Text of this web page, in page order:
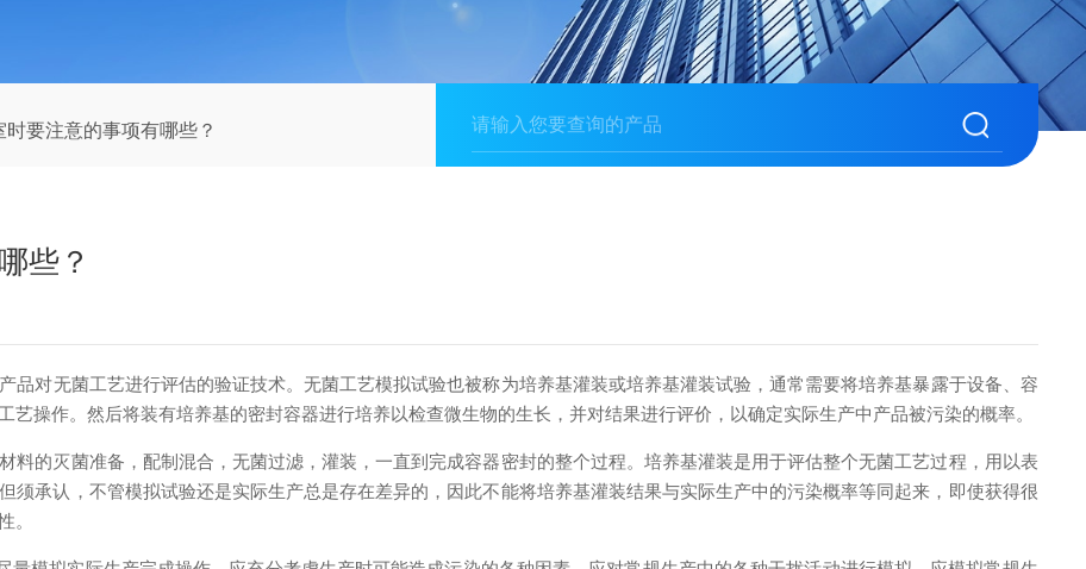
要注意的事项有哪些？
些？
品对无菌工艺进行评估的验证技术。无菌工艺模拟试验也被称为培养基灌装或培养基灌装试验，通常需要将培养基暴露于设备、容
操作。然后将装有培养基的密封容器进行培养以检查微生物的生长，并对结果进行评价，以确定实际生产中产品被污染的概率。
的灭菌准备，配制混合，无菌过滤，灌装，一直到完成容器密封的整个过程。培养基灌装是用于评估整个无菌工艺过程，用以表
须承认，不管模拟试验还是实际生产总是存在差异的，因此不能将培养基灌装结果与实际生产中的污染概率等同起来，即使获得很
。